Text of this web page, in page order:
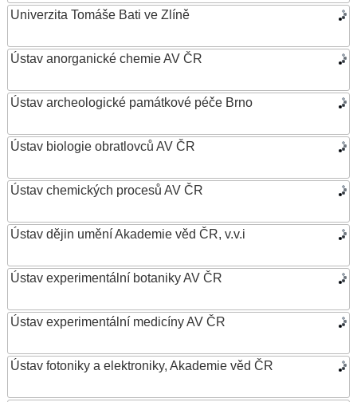
Univerzita Tomáše Bati ve Zlíně
Ústav anorganické chemie AV ČR
Ústav archeologické památkové péče Brno
Ústav biologie obratlovců AV ČR
Ústav chemických procesů AV ČR
Ústav dějin umění Akademie věd ČR, v.v.i
Ústav experimentální botaniky AV ČR
Ústav experimentální medicíny AV ČR
Ústav fotoniky a elektroniky, Akademie věd ČR